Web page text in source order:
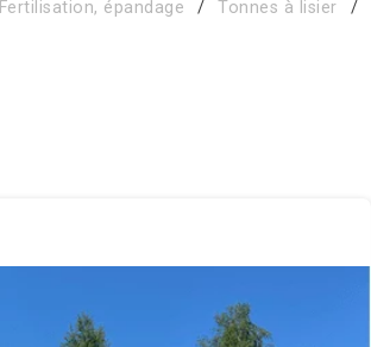
Fertilisation, épandage Tonnes à lisier